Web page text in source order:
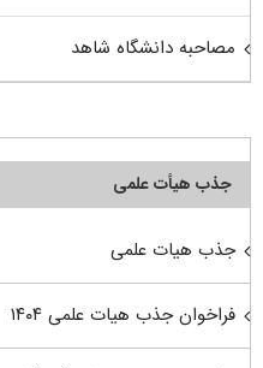
مصاحبه دانشگاه شاهد
جذب هیأت علمی
جذب هیات علمی
فراخوان جذب هیات علمی ۱۴۰۴